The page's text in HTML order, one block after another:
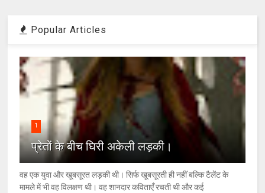
Popular Articles
1
प्रेतों के बीच घिरी अकेली लड़की।
वह एक युवा और खूबसूरत लड़की थी। सिर्फ खूबसूरती ही नहीं बल्कि टैलेंट के
मामले में भी वह विलक्षण थी। वह शानदार कविताएँ रचती थी और कई